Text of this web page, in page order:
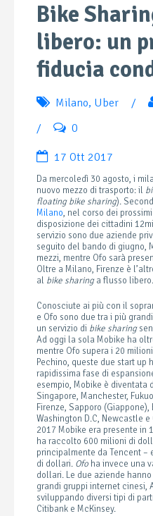
Bike
libero: un
fiducia
Milano, Uber /
/
0
17 Ott 2017
Da mercoledì 30 agosto, i
nuovo mezzo di trasporto: il
floating bike sharing).
Milano, nel corso dei
disposizione dei cittadini
servizio sono due aziende
seguito del bando di giugno,
mezzi, mentre Ofo sarà
Oltre a Milano, Firenze è
al bike sharinga flusso libero.
Conosciute ai più con il
e Ofo sono due tra i più
un servizio di bike sharing
Ad oggi la sola Mobike ha
mentre Ofo supera i 20
Pechino, queste due start up
rapidissima fase di
esempio, Mobike è diventata
Singapore, Manchester,
Firenze, Sapporo
Washington D.C, Newcastle
2017 Mobike era presente in
ha raccolto 600 milioni di
principalmente da Tencent –
di dollari. Ofo ha invece una
dollari. Le due aziende
grandi gruppi internet cinesi,
sviluppando diversi tipi di
Citibank e McKinsey.